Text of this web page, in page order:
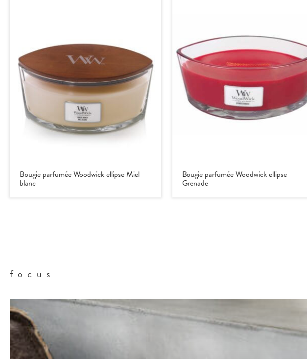
Bougie parfumée Woodwick ellipse Miel
blanc
Bougie parfumée Woodwick ellipse
Grenade
focus